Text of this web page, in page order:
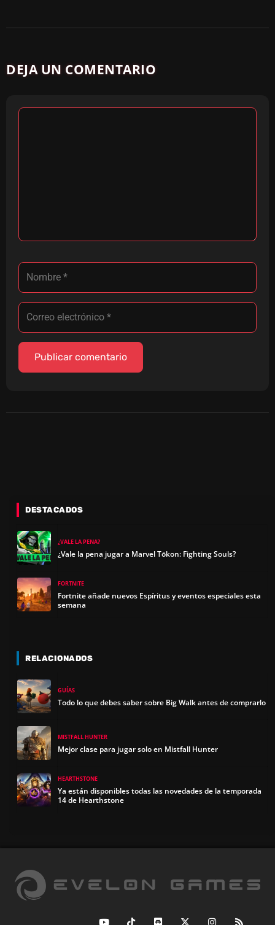
DEJA UN COMENTARIO
DESTACADOS
¿VALE LA PENA?
¿Vale la pena jugar a Marvel Tōkon: Fighting Souls?
FORTNITE
Fortnite añade nuevos Espíritus y eventos especiales esta
semana
RELACIONADOS
GUÍAS
Todo lo que debes saber sobre Big Walk antes de comprarlo
MISTFALL HUNTER
Mejor clase para jugar solo en Mistfall Hunter
HEARTHSTONE
Ya están disponibles todas las novedades de la temporada
14 de Hearthstone